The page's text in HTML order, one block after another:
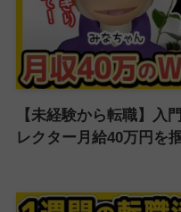
【未経験から転職】入
レクター月給40万円を